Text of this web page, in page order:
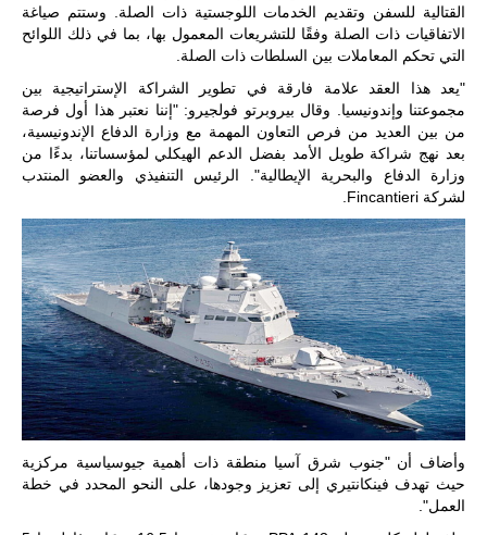
القتالية للسفن وتقديم الخدمات اللوجستية ذات الصلة. وستتم صياغة
الاتفاقيات ذات الصلة وفقًا للتشريعات المعمول بها، بما في ذلك اللوائح
التي تحكم المعاملات بين السلطات ذات الصلة.
"يعد هذا العقد علامة فارقة في تطوير الشراكة الإستراتيجية بين
مجموعتنا وإندونيسيا. وقال بيروبرتو فولجيرو: "إننا نعتبر هذا أول فرصة
من بين العديد من فرص التعاون المهمة مع وزارة الدفاع الإندونيسية،
بعد نهج شراكة طويل الأمد بفضل الدعم الهيكلي لمؤسساتنا، بدءًا من
وزارة الدفاع والبحرية الإيطالية". الرئيس التنفيذي والعضو المنتدب
لشركة Fincantieri.
وأضاف أن "جنوب شرق آسيا منطقة ذات أهمية جيوسياسية مركزية
حيث تهدف فينكانتيري إلى تعزيز وجودها، على النحو المحدد في خطة
العمل".